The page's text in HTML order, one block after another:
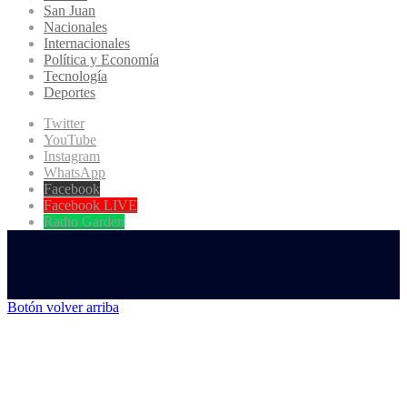
San Juan
Nacionales
Internacionales
Política y Economía
Tecnología
Deportes
Twitter
YouTube
Instagram
WhatsApp
Facebook
Facebook LIVE
Radio Garden
Botón volver arriba